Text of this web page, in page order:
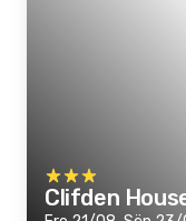
Clifden